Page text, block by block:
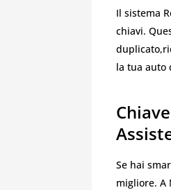
Il sistema
chiavi.
la tua auto
Se hai
migliore. A